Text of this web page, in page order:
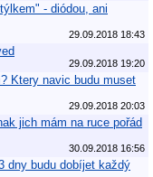
- diódou, ani
29.09.2018 18:43
29.09.2018 19:20
Ktery navic budu muset
29.09.2018 20:03
jich mám na ruce pořád
30.09.2018 16:56
dny budu dobíjet každý